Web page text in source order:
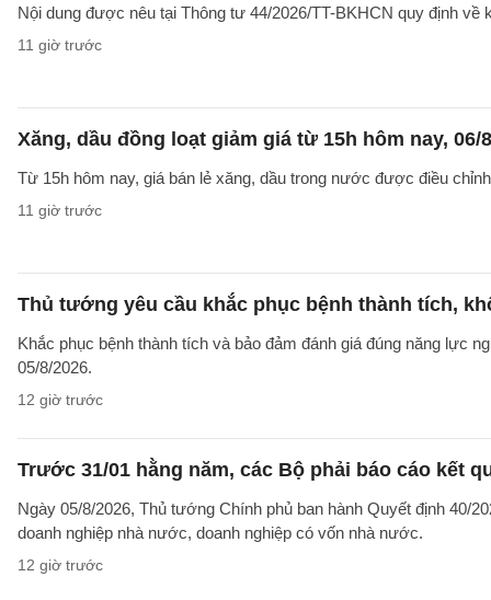
Nội dung được nêu tại Thông tư 44/2026/TT-BKHCN quy định
11 giờ trước
Xăng, dầu đồng loạt giảm giá từ 15h hôm nay, 06/
Từ 15h hôm nay, giá bán lẻ xăng, dầu trong nước được điều
11 giờ trước
Thủ tướng yêu cầu khắc phục bệnh thành tích,
Khắc phục bệnh thành tích và bảo đảm đánh giá đúng năng lực
05/8/2026.
12 giờ trước
Trước 31/01 hằng năm, các Bộ phải báo cáo kết
Ngày 05/8/2026, Thủ tướng Chính phủ ban hành Quyết định 40/
doanh nghiệp nhà nước, doanh nghiệp có vốn nhà nước.
12 giờ trước